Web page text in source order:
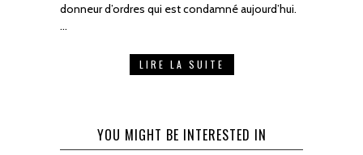
donneur d’ordres qui est condamné aujourd’hui.
…
LIRE LA SUITE
YOU MIGHT BE INTERESTED IN